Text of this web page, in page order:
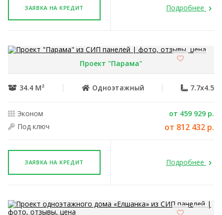
ЗАЯВКА НА КРЕДИТ Подробнее
Проект "Парама"
34.4 М² Одноэтажный 7.7x4.5
Эконом
от 459 929 р.
Под ключ
от 812 432 р.
ЗАЯВКА НА КРЕДИТ Подробнее